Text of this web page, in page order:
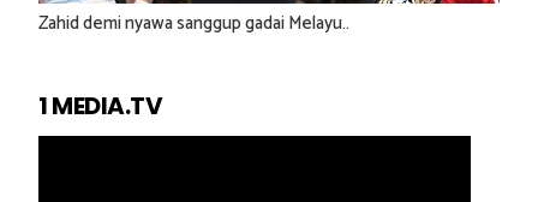
Zahid demi nyawa sanggup gadai Melayu..
1 MEDIA.TV